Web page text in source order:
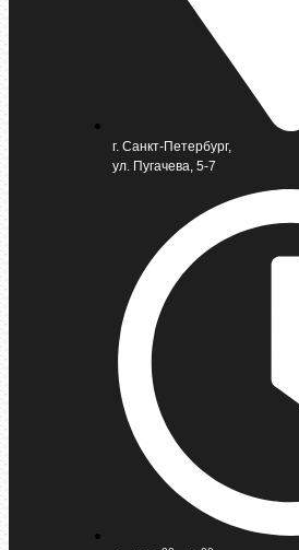
г. Санкт-Петербург,
ул. Пугачева, 5-7